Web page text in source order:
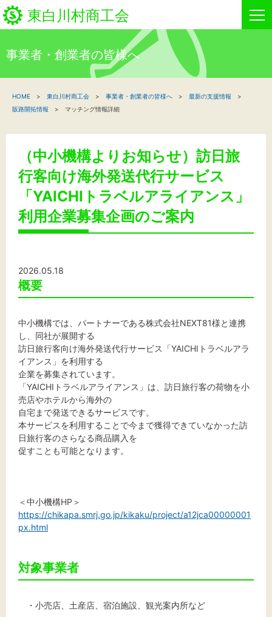
東白川村商工会
新着情報
関係機関の方へ
東白川村商工会について
商工会事業
標準 拡大
背景色
黒
事業者・創業者の皆様へ
HOME 東白川村商工会 事業者・創業者の皆様へ
最新の支援情報
販路開拓情報
マッチング情報詳細
（中小機構よりお知らせ）訪日旅
行客向け海外発送代行サービス
「YAICHIトラベルアライアンス」
利用企業募集企画のご案内
2026.05.18
概要
中小機構では、パートナーである株式会社NEXT81様と連携
し、同社が展開する
訪日旅行客向け海外発送代行サービス「YAICHIトラベルアラ
イアンス」を利用する
企業を募集されています。
「YAICHIトラベルアライアンス」は、訪日旅行客の荷物を小
売店やホテルから海外の
自宅まで発送できるサービスです。
本サービスを利用することで今まで獲得できていなかった訪
日旅行客のさらなる商品購入を
促すことも可能となります。
＜中小機構HP＞
https://chikapa.smrj.go.jp/kikaku/project/a12jca00000001
px.html
対象事業者
・小売店、土産店、宿泊施設、観光案内所など